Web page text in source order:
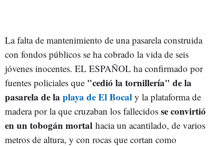
La falta de mantenimiento de una pasarela construida
con fondos públicos se ha cobrado la vida de seis
jóvenes inocentes. EL ESPAÑOL ha confirmado por
fuentes policiales que "cedió la tornillería" de la
pasarela de la playa de El Bocal y la plataforma de
madera por la que cruzaban los fallecidos se convirtió
en un tobogán mortal hacia un acantilado, de varios
metros de altura, y con rocas que cortan como